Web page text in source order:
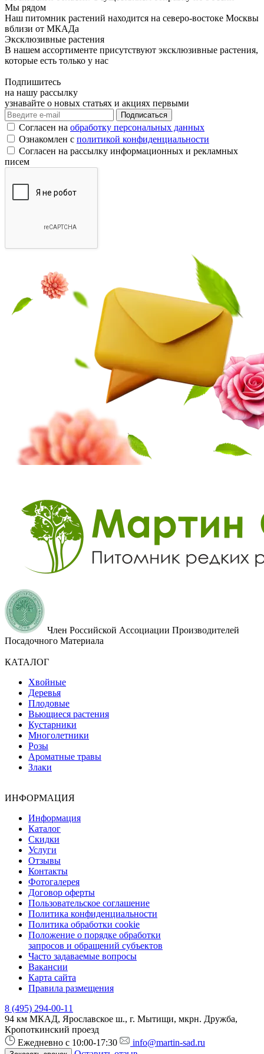
Мы рядом
Наш питомник растений находится на северо-востоке Москвы
вблизи от МКАДа
Эксклюзивные растения
В нашем ассортименте присутствуют эксклюзивные растения,
которые есть только у нас
Подпишитесь
на нашу рассылку
узнавайте о новых статьях и акциях первыми
Согласен на обработку персональных данных
Ознакомлен с политикой конфиденциальности
Согласен на рассылку информационных и рекламных
писем
Член Российской Ассоциации Производителей
Посадочного Материала
КАТАЛОГ
Хвойные
Деревья
Плодовые
Вьющиеся растения
Кустарники
Многолетники
Розы
Ароматные травы
Злаки
ИНФОРМАЦИЯ
Информация
Каталог
Скидки
Услуги
Отзывы
Контакты
Фотогалерея
Договор оферты
Пользовательское соглашение
Политика конфиденциальности
Политика обработки cookie
Положение о порядке обработки
запросов и обращений субъектов
Часто задаваемые вопросы
Вакансии
Карта сайта
Правила размещения
8 (495) 294-00-11
94 км МКАД, Ярославское ш., г. Мытищи, мкрн. Дружба,
Кропоткинский проезд
Ежедневно с 10:00-17:30
info@martin-sad.ru